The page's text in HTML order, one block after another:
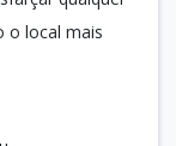
o local mais